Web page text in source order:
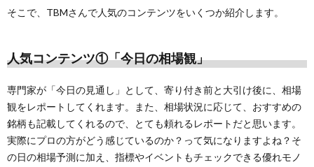
そこで、TBMさんで人気のコンテンツをいくつか紹介します。
人気コンテンツ①「今日の相場観」
専門家が「今日の見通し」として、寄り付き前と大引け後に、相場
観をレポートしてくれます。また、相場状況に応じて、おすすめの
銘柄も記載してくれるので、とても頼れるレポートだと思います。
実際にプロの方がどう感じているのか？って気になりますよね？そ
の日の相場予測に加え、指標やイベントもチェックできる優れモノ